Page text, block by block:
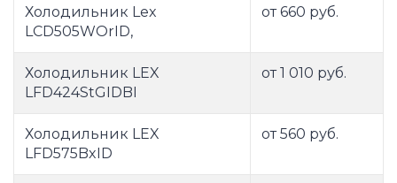
Холодильник Lex
LCD505WOrID,
от 660 руб.
Холодильник LEX
LFD424StGIDBI
от 1 010 руб.
Холодильник LEX
LFD575BxID
от 560 руб.